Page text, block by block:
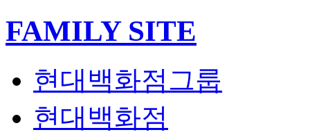
FAMILY SITE기
현대백화점그룹
현대백화점